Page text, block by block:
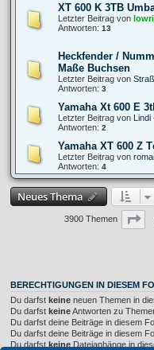
XT 600 K 3TB
Letzter Beitrag von
Antworten: 13
Heckfender /
Maße Buchsen
Letzter Beitrag von
Antworten: 3
Yamaha Xt 600 E
Letzter Beitrag von Lindi
Antworten: 2
Yamaha XT 600 Z
Letzter Beitrag von
Antworten: 4
Neues Thema
3900 Themen
BERECHTIGUNGEN IN DIESEM
Du darfst keine neuen Themen in
Du darfst keineAntworten zu
Du darfst deine Beiträge in diesem
Du darfst deine Beiträge in diesem
Du darfst keine Dateianhänge in